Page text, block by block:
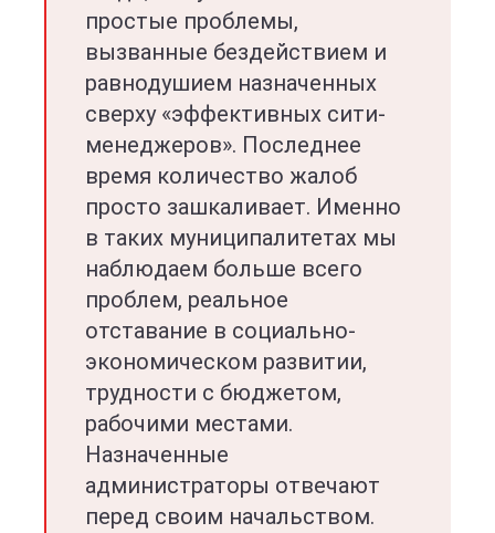
простые проблемы,
вызванные бездействием и
равнодушием назначенных
сверху «эффективных сити-
менеджеров». Последнее
время количество жалоб
просто зашкаливает. Именно
в таких муниципалитетах мы
наблюдаем больше всего
проблем, реальное
отставание в социально-
экономическом развитии,
трудности с бюджетом,
рабочими местами.
Назначенные
администраторы отвечают
перед своим начальством.